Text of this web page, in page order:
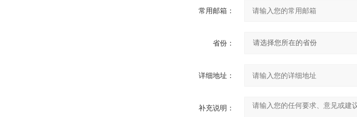
常用邮箱：
省份：
详细地址：
补充说明：